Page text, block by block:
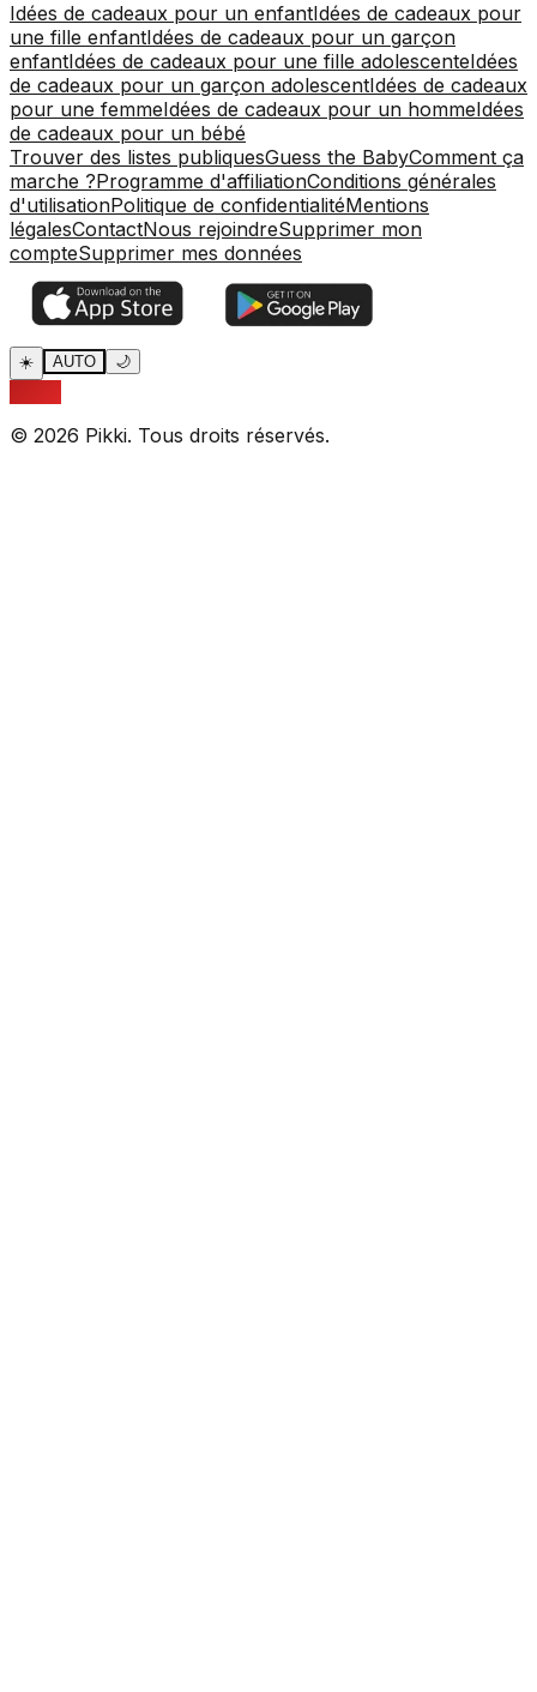
Idées de cadeaux pour un enfantIdées de cadeaux pour
une fille enfantIdées de cadeaux pour un garçon
enfantIdées de cadeaux pour une fille adolescenteIdées
de cadeaux pour un garçon adolescentIdées de cadeaux
pour une femmeIdées de cadeaux pour un hommeIdées
de cadeaux pour un bébé
Trouver des listes publiquesGuess the BabyComment ça
marche ?Programme d'affiliationConditions générales
d'utilisationPolitique de confidentialitéMentions
légalesContactNous rejoindreSupprimer mon
compteSupprimer mes données
☀️ AUTO 🌙
© 2026 Pikki. Tous droits réservés.